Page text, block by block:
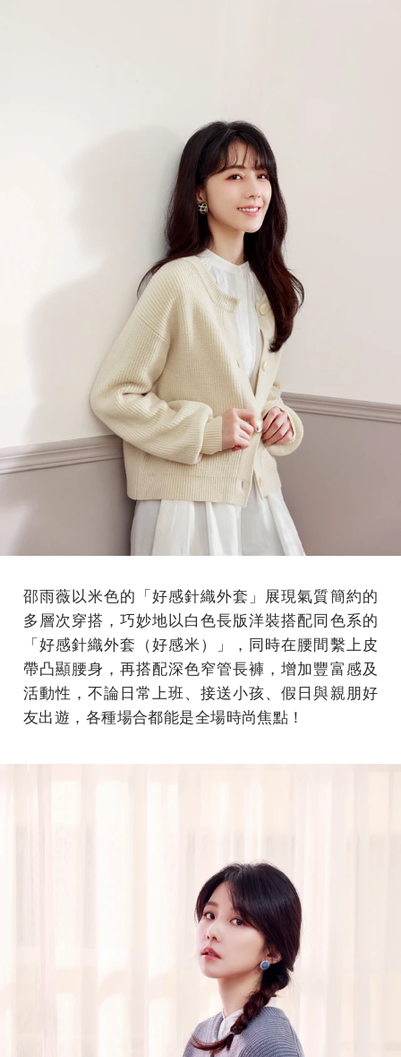
邵雨薇以米色的「好感針織外套」展現氣質簡約的
多層次穿搭，巧妙地以白色長版洋裝搭配同色系的
「好感針織外套（好感米）」，同時在腰間繫上皮
帶凸顯腰身，再搭配深色窄管長褲，增加豐富感及
活動性，不論日常上班、接送小孩、假日與親朋好
友出遊，各種場合都能是全場時尚焦點！